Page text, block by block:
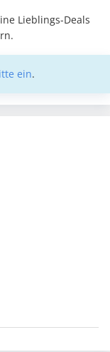
Lieblings-Deals
ein.